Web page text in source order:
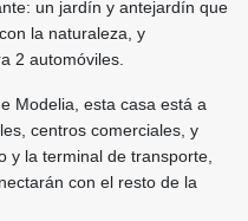
un jardín y antejardín que
la naturaleza, y
2 automóviles
Modelia, esta casa está a
centros comerciales , y
y la terminal de transporte
con el resto de la